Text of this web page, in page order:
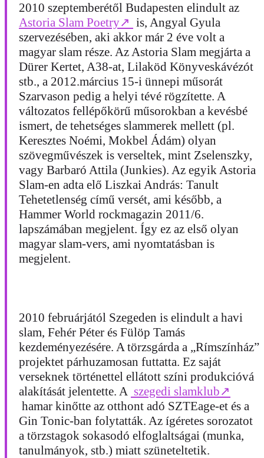
2010 szeptemberétől Budapesten elindult az
Astoria Slam Poetry↗ is, Angyal Gyula
szervezésében, aki akkor már 2 éve volt a
magyar slam része. Az Astoria Slam megjárta a
Dürer Kertet, A38-at, Lilaköd Könyveskávézót
stb., a 2012.március 15-i ünnepi műsorát
Szarvason pedig a helyi tévé rögzítette. A
változatos fellépőkörű műsorokban a kevésbé
ismert, de tehetséges slammerek mellett (pl.
Keresztes Noémi, Mokbel Ádám) olyan
szövegművészek is verseltek, mint Zselenszky,
vagy Barbaró Attila (Junkies). Az egyik Astoria
Slam-en adta elő Liszkai András: Tanult
Tehetetlenség című versét, ami később, a
Hammer World rockmagazin 2011/6.
lapszámában megjelent. Így ez az első olyan
magyar slam-vers, ami nyomtatásban is
megjelent.
2010 februárjától Szegeden is elindult a havi
slam, Fehér Péter és Fülöp Tamás
kezdeményezésére. A törzsgárda a „Rímszínház”
projektet párhuzamosan futtatta. Ez saját
verseknek történettel ellátott színi produkcióvá
alakítását jelentette. A szegedi slamklub↗
hamar kinőtte az otthont adó SZTEage-et és a
Gin Tonic-ban folytatták. Az ígéretes sorozatot
a törzstagok sokasodó elfoglaltságai (munka,
tanulmányok, stb.) miatt szüneteltetik.